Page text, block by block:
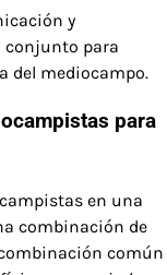
y
conjunto para
del mediocampo.
para
en una
combinación de
común